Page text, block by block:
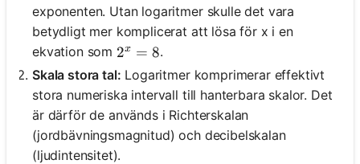
exponenten. Utan logaritmer skulle det vara
betydligt mer komplicerat att lösa för x i en
ekvation som 2^x = 8
2x = 8.
Skala stora tal: Logaritmer komprimerar effektivt
stora numeriska intervall till hanterbara skalor. Det
är därför de används i Richterskalan
(jordbävningsmagnitud) och decibelskalan
(ljudintensitet).